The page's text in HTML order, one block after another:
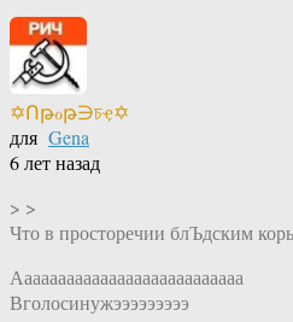
✡Ոթℴթ∋চҿ✡
для Gena
6 лет назад
> >
Что в просторечии блЪдским
Ааааааааааааааааааааааааааа
Вголосинужэээээээээ